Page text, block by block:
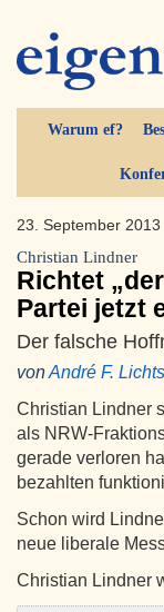
Warum ef?
23. September 2013
Christian Lindner
Richtet
Partei jetzt
Der falsche
vonAndré F.
Christian Lindner
als NRW-
gerade verloren
bezahlten
Schon wird
neue liberale
Christian Lindner